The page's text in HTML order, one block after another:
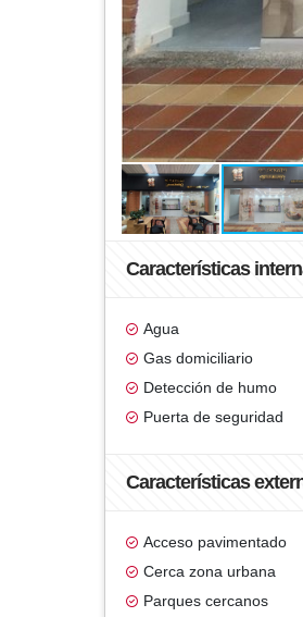
Características
Agua
Gas domiciliario
Detección de humo
Puerta de seguridad
Características
Acceso pavimentado
Cerca zona urbana
Parques cercanos